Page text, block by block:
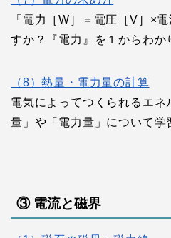
「電力［W］＝電圧［V］×
すか？『電力』を１からわか
（8）熱量・電力量の計算
電気によってつくられるエ
量」や「電力量」について学
③ 電流と磁界